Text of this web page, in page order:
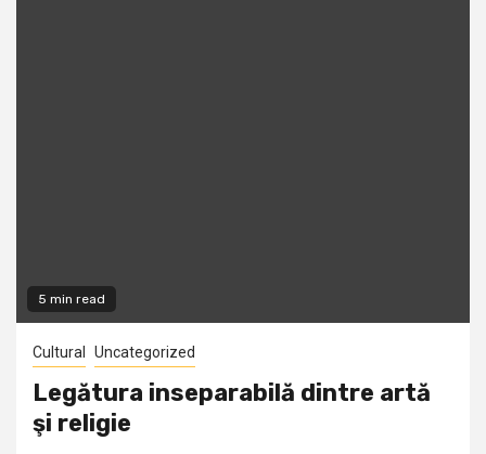
5 min read
Cultural Uncategorized
Legătura inseparabilă dintre artă
şi religie